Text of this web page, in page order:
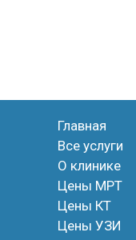
Главная
Все услуги
О клинике
Цены МРТ
Цены КТ
Цены УЗИ